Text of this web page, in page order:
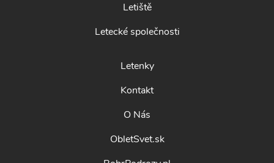
Letiště
Letecké společnosti
Letenky
Kontakt
O Nás
ObletSvet.sk